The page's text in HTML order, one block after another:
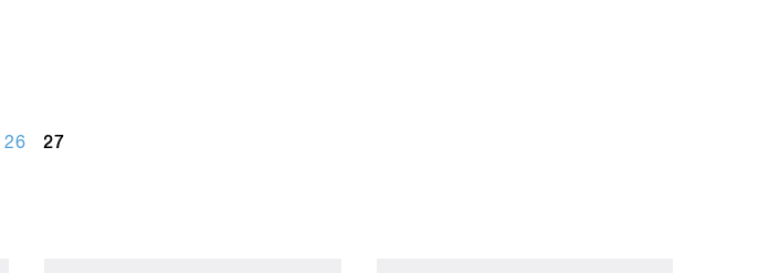
26 27